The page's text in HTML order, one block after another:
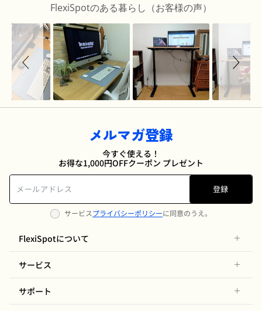
FlexiSpotのある暮らし（お客様の声）
メルマガ登録
今すぐ使える！
お得な1,000円OFFクーポン プレゼント
登録
サービスプライバシーポリシーに同意のうえ。
FlexiSpotについて
サービス
サポート